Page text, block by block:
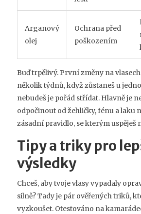
Arganový
olej
Ochrana před
poškozením
Buď trpělivý. První změny na
několik týdnů, když zůstaneš u
nebudeš je pořád střídat. Hlavně je
odpočinout od žehličky, fénu a laku
zásadní pravidlo, se kterým uspěješ
Tipy a triky pro
výsledky
Chceš, aby tvoje vlasy vypadaly
silně? Tady je pár ověřených triků,
vyzkoušet. Otestováno na